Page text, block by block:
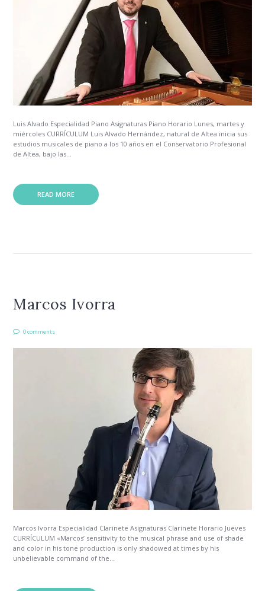
Luis Alvado Especialidad Piano Asignaturas Piano Horario Lunes, martes y
miércoles CURRÍCULUM Luis Alvado Hernández, natural de Altea inicia sus
estudios musicales de piano a los 10 años en el Conservatorio Profesional
de Altea, bajo las...
READ MORE
Marcos Ivorra
0 comments
Marcos Ivorra Especialidad Clarinete Asignaturas Clarinete Horario Jueves
CURRÍCULUM «Marcos’ sensitivity to the musical phrase and use of shade
and color in his tone production is only shadowed at times by his
unbelievable command of the...